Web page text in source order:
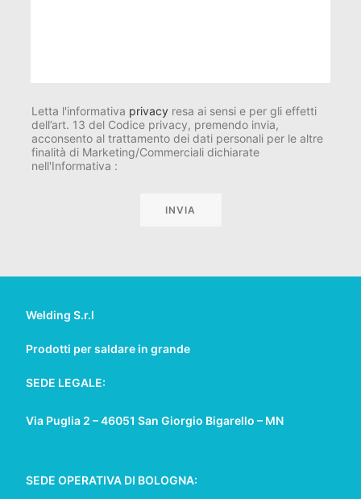
Letta l'informativa privacy resa ai sensi e per gli effetti
dell’art. 13 del Codice privacy, premendo invia,
acconsento al trattamento dei dati personali per le altre
finalità di Marketing/Commerciali dichiarate
nell'Informativa :
Welding S.r.l
Prodotti per saldare in grande
SEDE LEGALE:
Via Puglia 2 – 46051 San Giorgio Bigarello – MN
SEDE OPERATIVA DI BOLOGNA: